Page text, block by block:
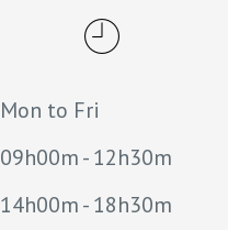
Mon to Fri
09h00m - 12h30m
14h00m - 18h30m